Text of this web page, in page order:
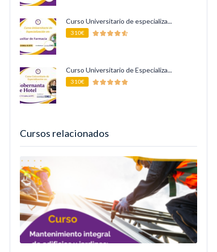
Cursos relacionados
Curso Universitario de especializa...
310€
Curso Universitario de Especializa...
310€